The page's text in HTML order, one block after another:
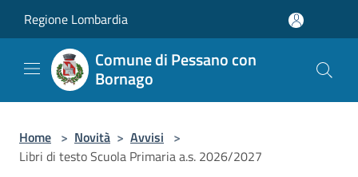
Regione Lombardia
Comune di Pessano con
Bornago
Home > Novità > Avvisi >
Libri di testo Scuola Primaria a.s. 2026/2027